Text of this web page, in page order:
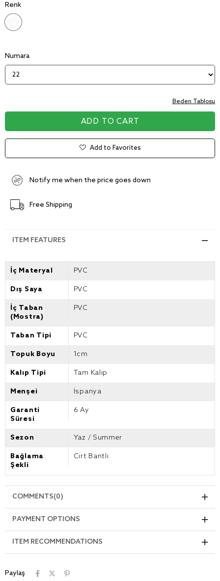
Renk
Numara
Beden Tablosu
Add to Favorites
Notify me when the price goes down
Free Shipping
ITEM FEATURES
İç Materyal PVC
Dış Saya PVC
İç Taban
(Mostra)
PVC
Taban Tipi PVC
Topuk Boyu 1cm
Kalıp Tipi Tam Kalıp
Menşei İspanya
Garanti
Süresi
6 Ay
Sezon Yaz / Summer
Bağlama
Şekli
Cırt Bantlı
COMMENTS(0)
PAYMENT OPTIONS
ITEM RECOMMENDATIONS
Paylaş